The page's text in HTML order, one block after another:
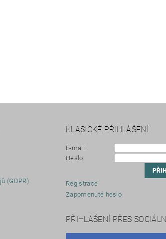
(GDPR)
KLASICKÉ PŘIHLÁŠENÍ
E-mail
Heslo
Registrace
Zapomenuté heslo
PŘIHLÁŠENÍ PŘES